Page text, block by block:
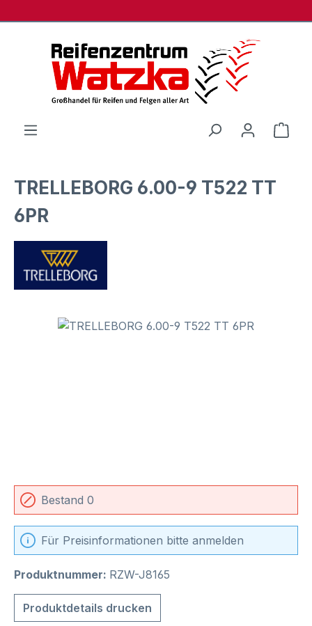
TRELLEBORG 6.00-9 T522 TT
6PR
Bildergalerie überspringen
Bestand 0
Für Preisinformationen bitte anmelden
Produktnummer: RZW-J8165
Produktdetails drucken